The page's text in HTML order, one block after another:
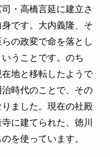
・高橋言延に建立さ
です。大内義隆、そ
の政変で命を落とし
うことです。のち
地と移転したようで
時代のことで、その
ました。現在の社殿
に建てられた、徳川
を使っています。